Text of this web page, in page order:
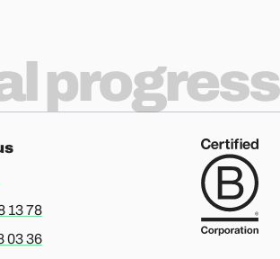
progress
ou l’anglais, merci d’appeler le
13 78
ou l’anglais, merci d’appeler le
03 36